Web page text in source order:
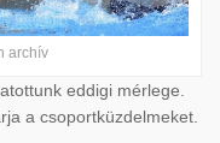
archív
eddigi mérlege.
a csoportküzdelmeket.